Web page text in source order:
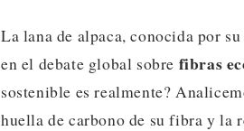
La lana de alpaca, conocida por
en el debate global sobre fibras
sostenible es realmente?
huella de carbono de su fibra y la